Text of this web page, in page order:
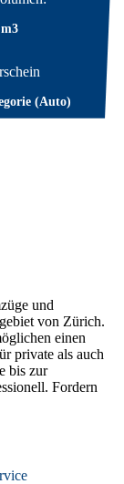
(Auto)
und
von Zürich.
einen
private als auch
bis zur
Fordern